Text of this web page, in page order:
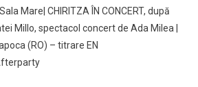
Mare| CHIRITZA ÎN CONCERT, după
Millo, spectacol concert de Ada Milea |
(RO) – titrare EN